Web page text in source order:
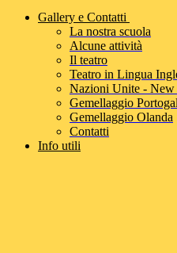
Gallery e Contatti
La nostra scuola
Alcune attività
Il teatro
Teatro in Lingua
Nazioni Unite - New
Gemellaggio
Gemellaggio Olanda
Contatti
Info utili